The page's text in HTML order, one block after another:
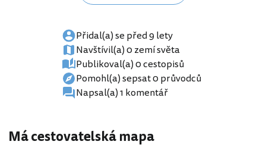
Přidal(a) se před 9 lety
Navštívil(a) 0 zemí světa
Publikoval(a) 0 cestopisů
Pomohl(a) sepsat 0 průvodců
Napsal(a) 1 komentář
Má cestovatelská mapa